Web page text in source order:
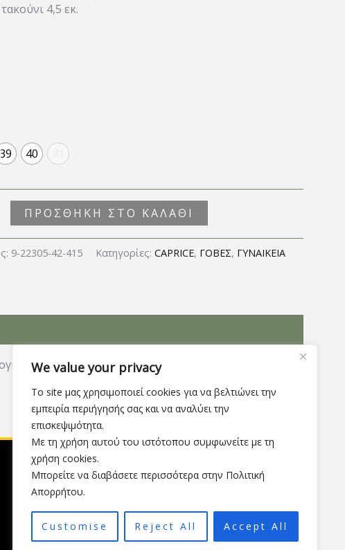
We value your privacy
Το site μας χρησιμοποιεί cookies για να βελτιώνει την
εμπειρία περιήγησής σας και να αναλύει την
επισκεψιμότητα.
Με τη χρήση αυτού του ιστότοπου συμφωνείτε με τη
χρήση cookies.
Μπορείτε να διαβάσετε περισσότερα στην Πολιτική
Απορρήτου.
Customise Reject All Accept All
4,5 εκ.
39 40
ΠΡΟΣΘΉΚΗ ΣΤΟ ΚΑΛΆΘΙ
9-22305-42-415 Κατηγορίες: CAPRICE, ΓΟΒΕΣ, ΓΥΝΑΙΚΕΙΑ
MEMOTION, που περιλαμβάνει αφρώδες μαξιλαράκι